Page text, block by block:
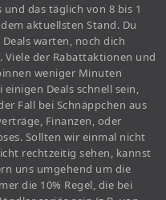
das täglich von 8 bis 1
aktuellsten Stand. Du
warten, noch dich
Viele der Rabattaktionen und
weniger Minuten
Deals schnell sein,
Fall bei Schnäppchen aus
Finanzen, oder
Sollten wir einmal nicht
rechtzeitig sehen, kannst
uns umgehend um die
die 10% Regel, die bei